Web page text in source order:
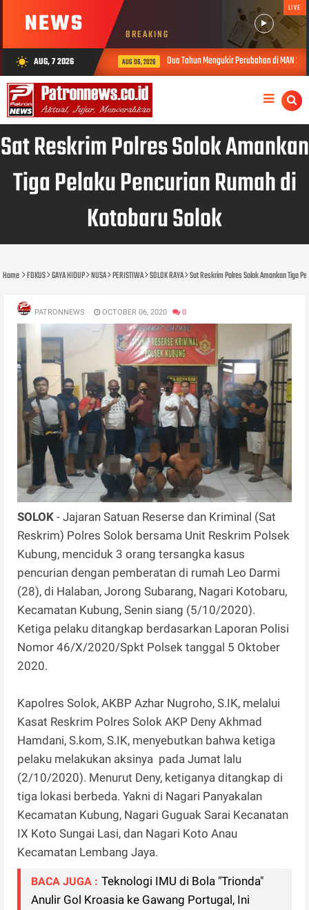
NEWS BREAKING
LIVE
wb_sunny AUG, 7 2026 AUG 06, 2026 Dua Tahun Mengukir Perubahan di MAN 2 Solok,
Sat Reskrim Polres Solok Amankan
Tiga Pelaku Pencurian Rumah di
Kotobaru Solok
Home FOKUS GAYA HIDUP NUSA PERISTIWA SOLOK RAYA Sat Reskrim Polres Solok Amankan Tiga
PATRONNEWS OCTOBER 06, 2020 0
SOLOK - Jajaran Satuan Reserse dan Kriminal (Sat
Reskrim) Polres Solok bersama Unit Reskrim Polsek
Kubung, menciduk 3 orang tersangka kasus
pencurian dengan pemberatan di rumah Leo Darmi
(28), di Halaban, Jorong Subarang, Nagari Kotobaru,
Kecamatan Kubung, Senin siang (5/10/2020).
Ketiga pelaku ditangkap berdasarkan Laporan Polisi
Nomor 46/X/2020/Spkt Polsek tanggal 5 Oktober
2020.
Kapolres Solok, AKBP Azhar Nugroho, S.IK, melalui
Kasat Reskrim Polres Solok AKP Deny Akhmad
Hamdani, S.kom, S.IK, menyebutkan bahwa ketiga
pelaku melakukan aksinya pada Jumat lalu
(2/10/2020). Menurut Deny, ketiganya ditangkap di
tiga lokasi berbeda. Yakni di Nagari Panyakalan
Kecamatan Kubung, Nagari Guguak Sarai Kecanatan
IX Koto Sungai Lasi, dan Nagari Koto Anau
Kecamatan Lembang Jaya.
BACA JUGA : Teknologi IMU di Bola "Trionda"
Anulir Gol Kroasia ke Gawang Portugal, Ini